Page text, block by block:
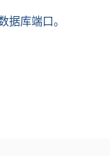
据库端口。